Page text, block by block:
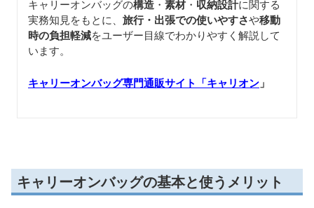
キャリーオンバッグの構造 ・ 素材・ 収納設計に関する
実務知見をもとに、 旅行・出張での使いやすさや移動
時の負担軽減をユーザー目線でわかりやすく解説して
います。
キャリーオンバッグ専門通販サイト「キャリオン 」
キャリーオンバッグの基本と使うメリット